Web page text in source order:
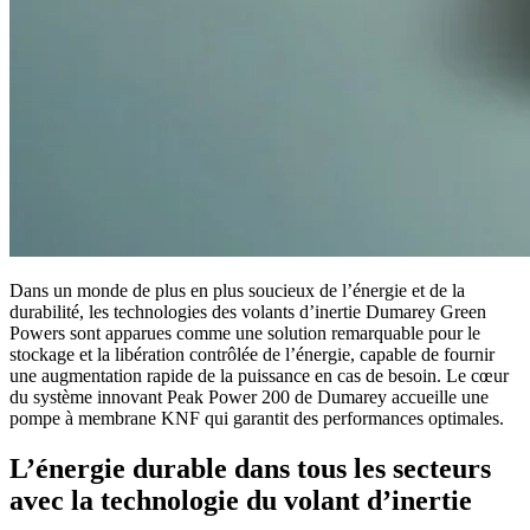
Dans un monde de plus en plus soucieux de l’énergie et de la
durabilité, les technologies des volants d’inertie Dumarey Green
Powers sont apparues comme une solution remarquable pour le
stockage et la libération contrôlée de l’énergie, capable de fournir
une augmentation rapide de la puissance en cas de besoin. Le cœur
du système innovant Peak Power 200 de Dumarey accueille une
pompe à membrane KNF qui garantit des performances optimales.
L’énergie durable dans tous les secteurs
avec la technologie du volant d’inertie